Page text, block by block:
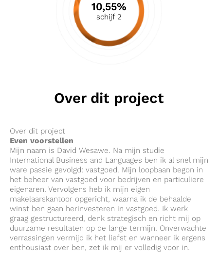
10,55%
schijf 2
Over dit project
Over dit project
Even voorstellen
Mijn naam is David Wesawe. Na mijn studie
International Business and Languages ben ik al snel mijn
ware passie gevolgd: vastgoed. Mijn loopbaan begon in
het beheer van vastgoed voor bedrijven en particuliere
eigenaren. Vervolgens heb ik mijn eigen
makelaarskantoor opgericht, waarna ik de behaalde
winst ben gaan herinvesteren in vastgoed. Ik werk
graag gestructureerd, denk strategisch en richt mij op
duurzame resultaten op de lange termijn. Onverwachte
verrassingen vermijd ik het liefst en wanneer ik ergens
enthousiast over ben, zet ik mij er volledig voor in.